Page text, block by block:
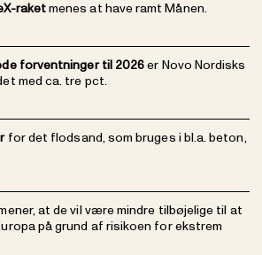
raketmenes at have ramt Månen.
forventninger til 2026er Novo Nordisks
med ca. tre pct.
for det flodsand, som bruges i bl.a. beton,
at de vil være mindre tilbøjelige til at
på grund af risikoen for ekstrem